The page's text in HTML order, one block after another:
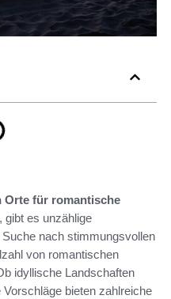
Orte für romantische
gibt es unzählige
nach stimmungsvollen
von romantischen
idyllische Landschaften
bieten zahlreiche